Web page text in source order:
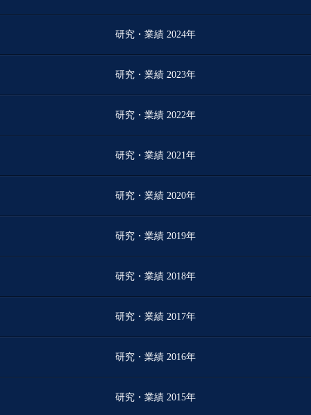
研究・業績 2024年
研究・業績 2023年
研究・業績 2022年
研究・業績 2021年
研究・業績 2020年
研究・業績 2019年
研究・業績 2018年
研究・業績 2017年
研究・業績 2016年
研究・業績 2015年